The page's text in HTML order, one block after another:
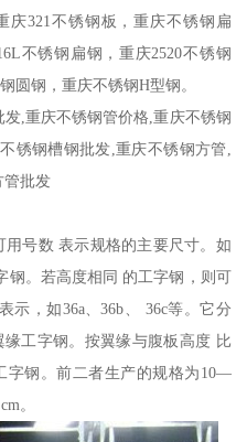
庆321不锈钢板，重庆不锈钢扁
不锈钢扁钢，重庆2520不锈钢
圆钢，重庆不锈钢H型钢。
,重庆不锈钢管价格,重庆不锈钢
锈钢槽钢批发,重庆不锈钢方管,
管批发
号数 表示规格的主要尺寸。如
钢。若高度相同 的工字钢，则可
示，如36a、36b、 36c等。它分
工字钢。按翼缘与腹板高度 比
字钢。前二者生产的规格为10—
。